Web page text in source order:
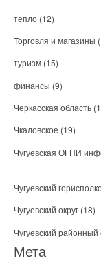
тепло (12)
Торговля и магазины
туризм (15)
финансы (9)
Черкасская область
Чкаловское (19)
Чугуевская ОГНИ
Чугуевский
Чугуевский округ (18)
Чугуевский районный
Мета